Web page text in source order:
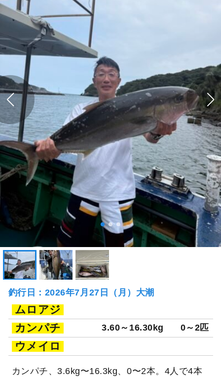
釣行日：2026年7月27日（月）大潮
ムロアジ
カンパチ
3.60～16.30kg 0～2匹
ウメイロ
カンパチ、3.6kg〜16.3kg、0〜2本。4人で4本